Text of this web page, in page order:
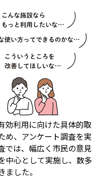
効利用に向けた具体的取
め、アンケート調査を実
では、幅広く市民の意見
中心として実施し、数多
した。